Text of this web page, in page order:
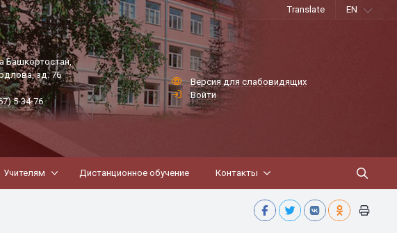
Translate EN
Башкортостан,
зд. 76
5-34-76
Версия для слабовидящих
Войти
Учителям Дистанционное обучение Контакты